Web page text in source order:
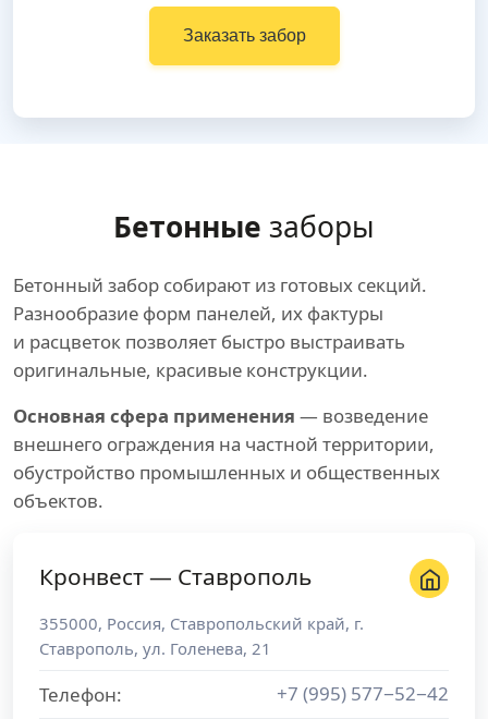
Заказать забор
Бетонные заборы
Бетонный забор собирают из готовых секций.
Разнообразие форм панелей, их фактуры
и расцветок позволяет быстро выстраивать
оригинальные, красивые конструкции.
Основная сфера применения — возведение
внешнего ограждения на частной территории,
обустройство промышленных и общественных
объектов.
Кронвест — Ставрополь
355000, Россия, Ставропольский край, г.
Ставрополь, ул. Голенева, 21
Телефон:
+7 (995) 577−52−42